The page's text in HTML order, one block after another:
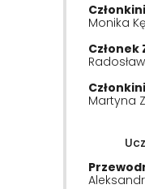
Monika
Martyna